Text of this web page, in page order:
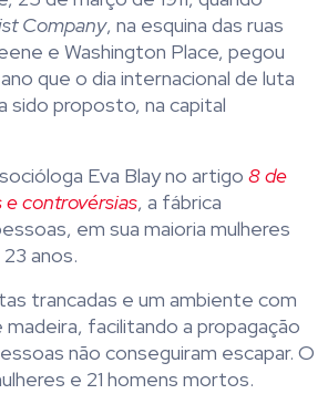
Company, na esquina das ruas
e Washington Place, pegou
que o dia internacional de luta
sido proposto, na capital
Eva Blay no artigo 8 de
controvérsias, a fábrica
em sua maioria mulheres
anos.
trancadas e um ambiente com
facilitando a propagação
não conseguiram escapar. O
e 21 homens mortos.